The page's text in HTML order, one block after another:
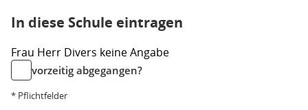
In diese Schule eintragen
Frau Herr Divers keine Angabe
vorzeitig abgegangen?
* Pflichtfelder